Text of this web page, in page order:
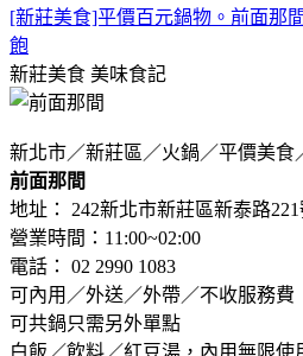
[新莊美食]平價百元鍋物。前面那
飽
新莊美食 美味食記
新北市／新莊區／火鍋／平價美食
前面那間
地址： 242新北市新莊區新泰路
營業時間：11:00~02:00
電話： 02 2990 1083
可內用／外送／外帶／不收服務費
可共鍋只需另外單點
白飯／飲料／紅豆湯，內用無限使